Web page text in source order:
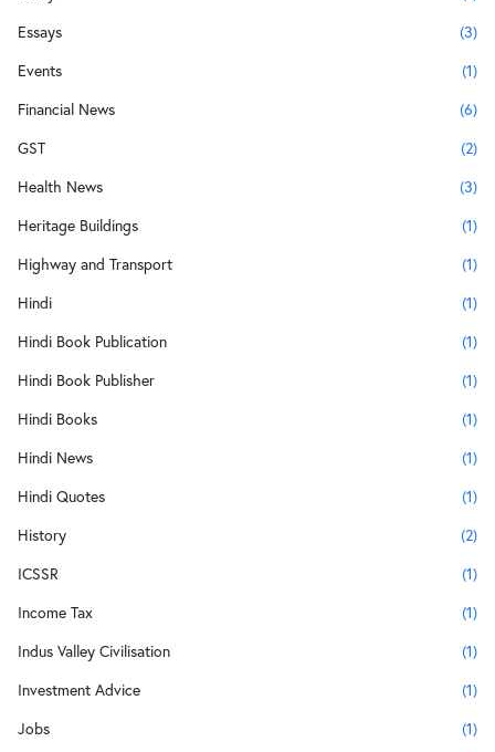
Essays
(3)
Events
(1)
Financial News
(6)
GST
(2)
Health News
(3)
Heritage Buildings
(1)
Highway and Transport
(1)
Hindi
(1)
Hindi Book Publication
(1)
Hindi Book Publisher
(1)
Hindi Books
(1)
Hindi News
(1)
Hindi Quotes
(1)
History
(2)
ICSSR
(1)
Income Tax
(1)
Indus Valley Civilisation
(1)
Investment Advice
(1)
Jobs
(1)